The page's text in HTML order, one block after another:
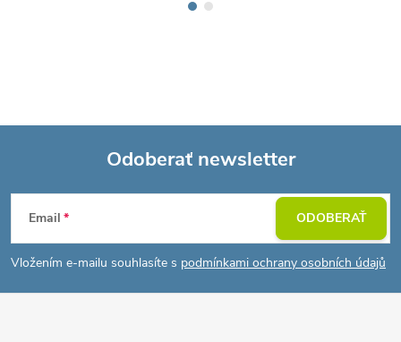
Z
á
p
Odoberať newsletter
Email
Vložením e-mailu souhlasíte s podmínkami ochrany osobních údajů
ODOBERAŤ